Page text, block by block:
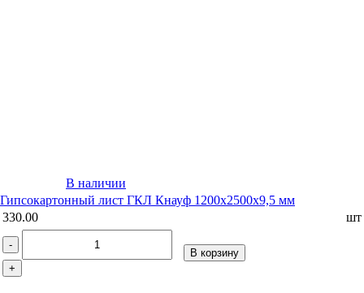
В наличии
Гипсокартонный лист ГКЛ Кнауф 1200х2500х9,5 мм
330.00
шт
-
+
В корзину